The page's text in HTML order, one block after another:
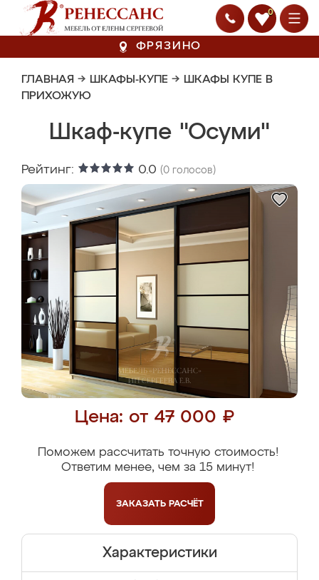
0
ФРЯЗИНО
ГЛАВНАЯ → ШКАФЫ-КУПЕ → ШКАФЫ КУПЕ В
ПРИХОЖУЮ
Шкаф-купе "Осуми"
Рейтинг: 0.0 (0 голосов)
Цена: от 47 000 ₽
Поможем рассчитать точную стоимость!
Ответим менее, чем за 15 минут!
ЗАКАЗАТЬ РАСЧЁТ
Характеристики